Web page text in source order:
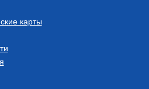
карты